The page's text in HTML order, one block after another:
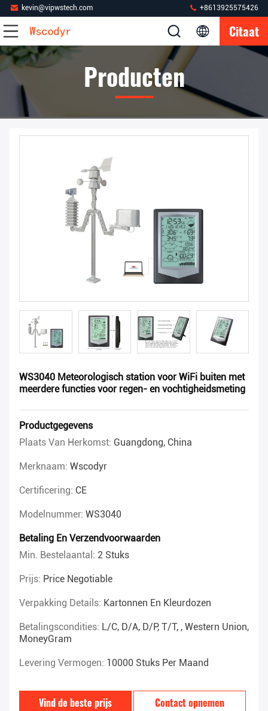
kevin@vipwstech.com +8613925575426
Citaat
Producten
WS3040 Meteorologisch station voor WiFi buiten met
meerdere functies voor regen- en vochtigheidsmeting
Productgegevens
Plaats Van Herkomst: Guangdong, China
Merknaam: Wscodyr
Certificering: CE
Modelnummer: WS3040
Betaling En Verzendvoorwaarden
Min. Bestelaantal: 2 Stuks
Prijs: Price Negotiable
Verpakking Details: Kartonnen En Kleurdozen
Betalingscondities: L/C, D/A, D/P, T/T, , Western Union,
MoneyGram
Levering Vermogen: 10000 Stuks Per Maand
Vind de beste prijs Contact opnemen